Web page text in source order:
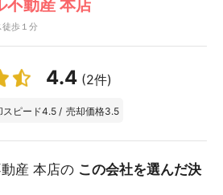
不動産 本店
徒歩１分
4.4 (2件)
スピード4.5 / 売却価格3.5
産 本店の この会社を選んだ決